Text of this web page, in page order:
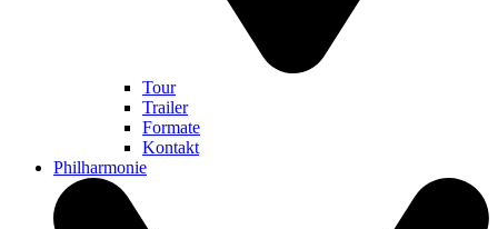
Tour
Trailer
Formate
Kontakt
Philharmonie